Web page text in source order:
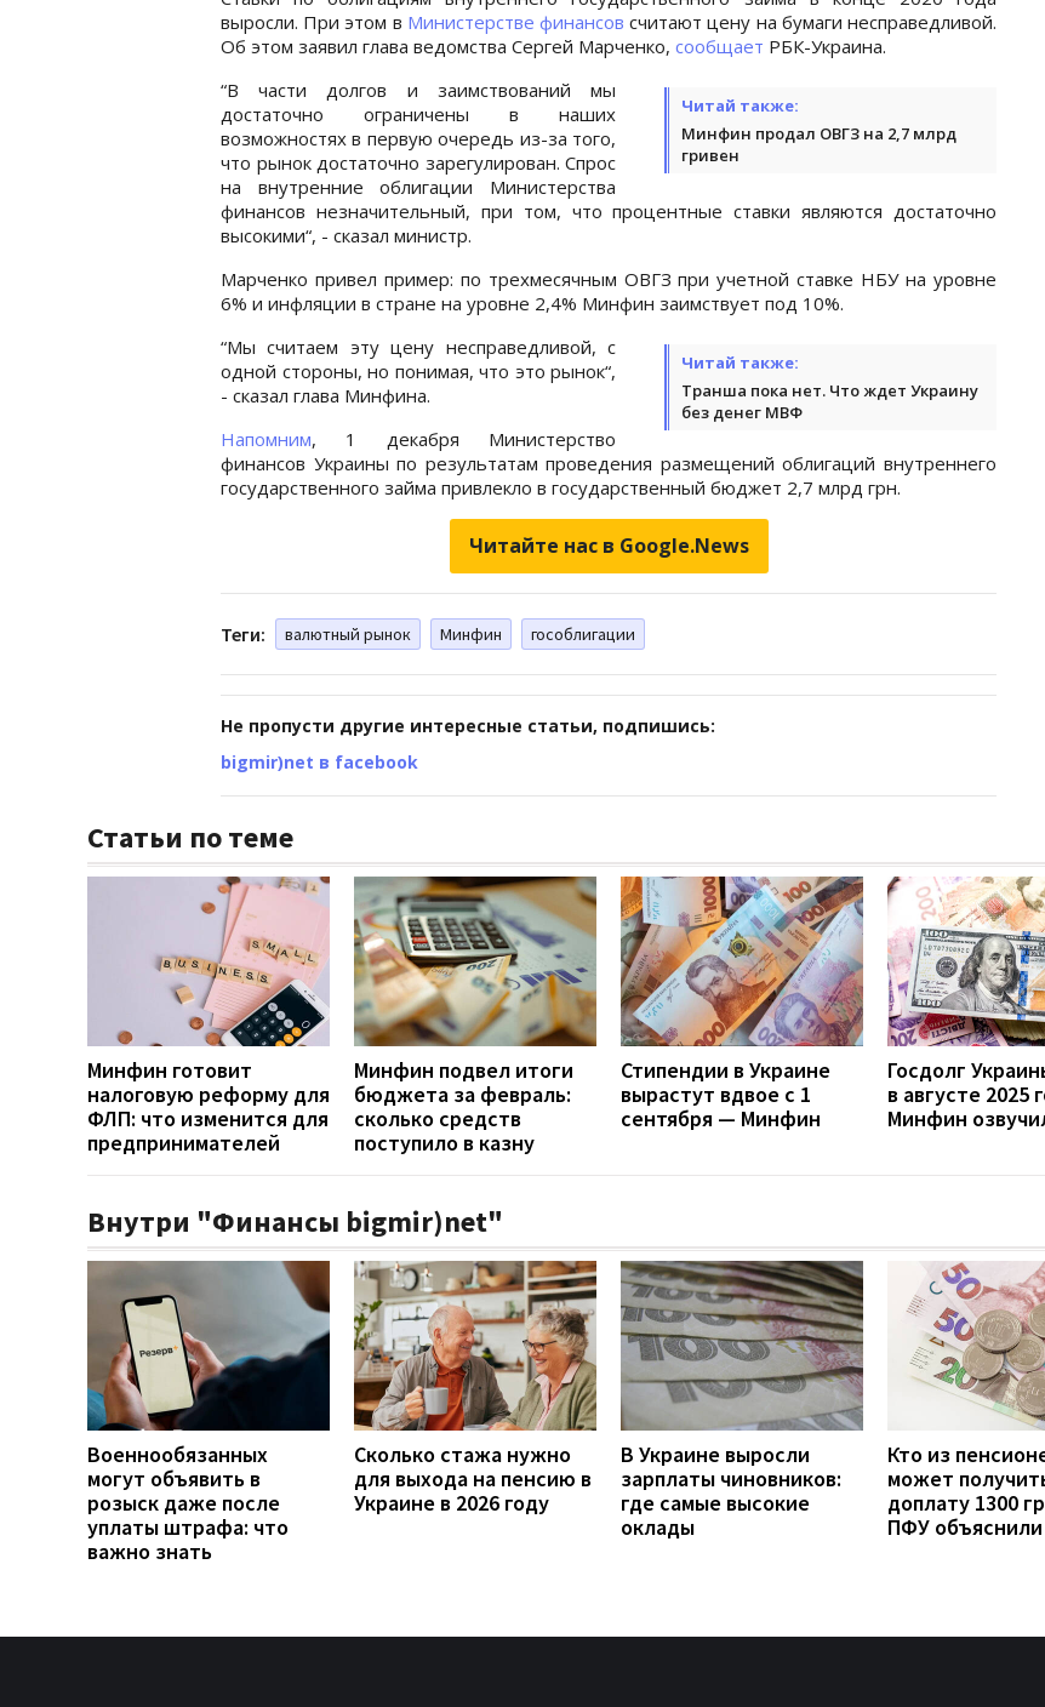
выросли. При этом в Министерстве финансов считают цену на бумаги несправедливой.
Об этом заявил глава ведомства Сергей Марченко, сообщает РБК-Украина.
Читай также:
Минфин продал ОВГЗ на 2,7 млрд
гривен
“В части долгов и заимствований мы
достаточно ограничены в наших
возможностях в первую очередь из-за того,
что рынок достаточно зарегулирован. Спрос
на внутренние облигации Министерства
финансов незначительный, при том, что процентные ставки являются достаточно
высокими“, - сказал министр.
Марченко привел пример: по трехмесячным ОВГЗ при учетной ставке НБУ на уровне
6% и инфляции в стране на уровне 2,4% Минфин заимствует под 10%.
Читай также:
Транша пока нет. Что ждет Украину
без денег МВФ
“Мы считаем эту цену несправедливой, с
одной стороны, но понимая, что это рынок“,
- сказал глава Минфина.
Напомним, 1 декабря Министерство
финансов Украины по результатам проведения размещений облигаций внутреннего
государственного займа привлекло в государственный бюджет 2,7 млрд грн.
Читайте нас в Google.News
Теги: валютный рынок Минфин гособлигации
Не пропусти другие интересные статьи, подпишись:
bigmir)net в facebook
Статьи по теме
Минфин готовит
налоговую реформу для
ФЛП: что изменится для
предпринимателей
Минфин подвел итоги
бюджета за февраль:
сколько средств
поступило в казну
Стипендии в Украине
вырастут вдвое с 1
сентября — Минфин
Госдолг
в августе 2025
Минфин
Внутри "Финансы bigmir)net"
Военнообязанных
могут объявить в
розыск даже после
уплаты штрафа: что
важно знать
Сколько стажа нужно
для выхода на пенсию в
Украине в 2026 году
В Украине выросли
зарплаты чиновников:
где самые высокие
оклады
Кто из
может
доплату 1300
ПФУ объяснили